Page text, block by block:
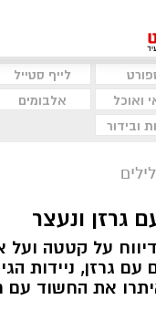
לייף סטייל
ואוכל אלבומים
ובידור
גרזן ונעצר
דיווח על קטטה
גרזן, ניידות
את החשוד עם